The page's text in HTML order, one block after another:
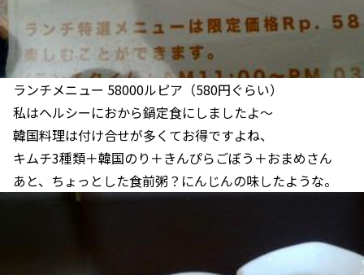
ランチメニュー 58000ルピア（580円ぐらい）
私はヘルシーにおから鍋定食にしましたよ～
韓国料理は付け合せが多くてお得ですよね、
キムチ3種類＋韓国のり＋きんぴらごぼう＋おまめさん
あと、ちょっとした食前粥？にんじんの味したような。